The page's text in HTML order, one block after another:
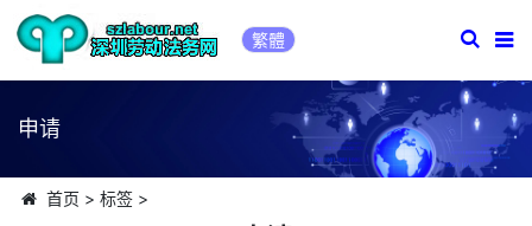
繁體
申请
首页 > 标签>